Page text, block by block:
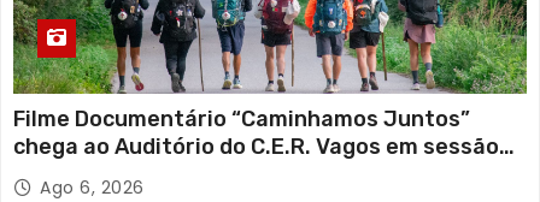
Filme Documentário “Caminhamos Juntos”
chega ao Auditório do C.E.R. Vagos em sessão
solidária
Ago 6, 2026